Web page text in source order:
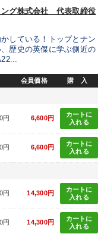
ング株式会社 代表取締役
している！トップとナン
歴史の英傑に学ぶ側近の
会員価格 購 入
円 6,600円
カートに
入れる
円 6,600円
カートに
入れる
円 14,300円
カートに
入れる
円 14,300円
カートに
入れる